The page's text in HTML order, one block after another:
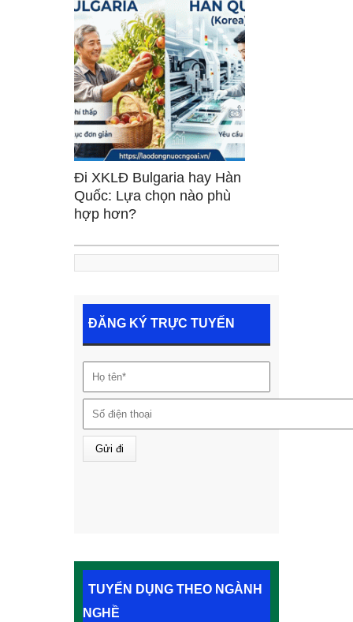
Đi XKLĐ Bulgaria hay Hàn
Quốc: Lựa chọn nào phù
hợp hơn?
ĐĂNG KÝ TRỰC TUYẾN
TUYỂN DỤNG THEO NGÀNH
NGHỀ